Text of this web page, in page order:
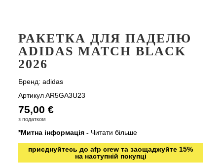
РАКЕТКА ДЛЯ ПАДЕЛЮ
ADIDAS MATCH BLACK
2026
Бренд: adidas
Артикул AR5GA3U23
75,00 €
з податком
*Митна інформація - Читати більше
приєднуйтесь до afp crew та заощаджуйте 15%
на наступній покупці